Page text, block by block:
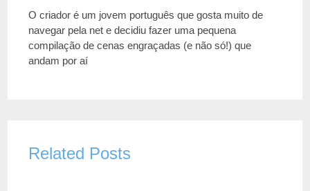
O criador é um jovem português que gosta muito de
navegar pela net e decidiu fazer uma pequena
compilação de cenas engraçadas (e não só!) que
andam por aí
Related Posts